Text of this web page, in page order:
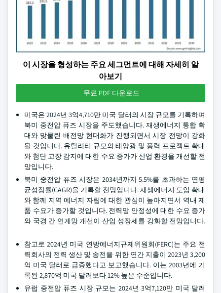
이 시장을 형성하는 주요 세그먼트에 대해 자세히 알
아보기
무료 PDF 다운로드
미국은 2024년 3억4,710만 미국 달러의 시장 규모를 기록하며
북미 중전압 퓨즈 시장을 주도했습니다. 재생에너지 통합 확
대와 맞물린 배전망 현대화가 진행되면서 시장 전망이 강화
될 것입니다. 유틸리티 규모의 태양광 및 풍력 프로젝트 확대
와 첨단 고장 감지에 대한 수요 증가가 산업 환경을 개선할 전
망입니다.
북미 중전압 퓨즈 시장은 2034년까지 5.5%를 초과하는 연평
균성장률(CAGR)을 기록할 전망입니다. 재생에너지 도입 확대
와 함께 지역 에너지 자립에 대한 관심이 높아지면서 역내 제
품 수요가 증가할 것입니다. 전력망 안정성에 대한 수요 증가
와 국경 간 연계망 개선이 산업 성장세를 강화할 전망입니다.
참고로 2024년 미국 연방에너지규제위원회(FERC)는 주요 전
력회사의 전력 생산 및 송전을 위한 연간 지출이 2023년 3,200
억 미국 달러로 급증했다고 보고했습니다. 이는 2003년에 기
록된 2,870억 미국 달러보다 12% 높은 수준입니다.
유럽 중전압 퓨즈 시장 규모는 2024년 3억7,120만 미국 달러